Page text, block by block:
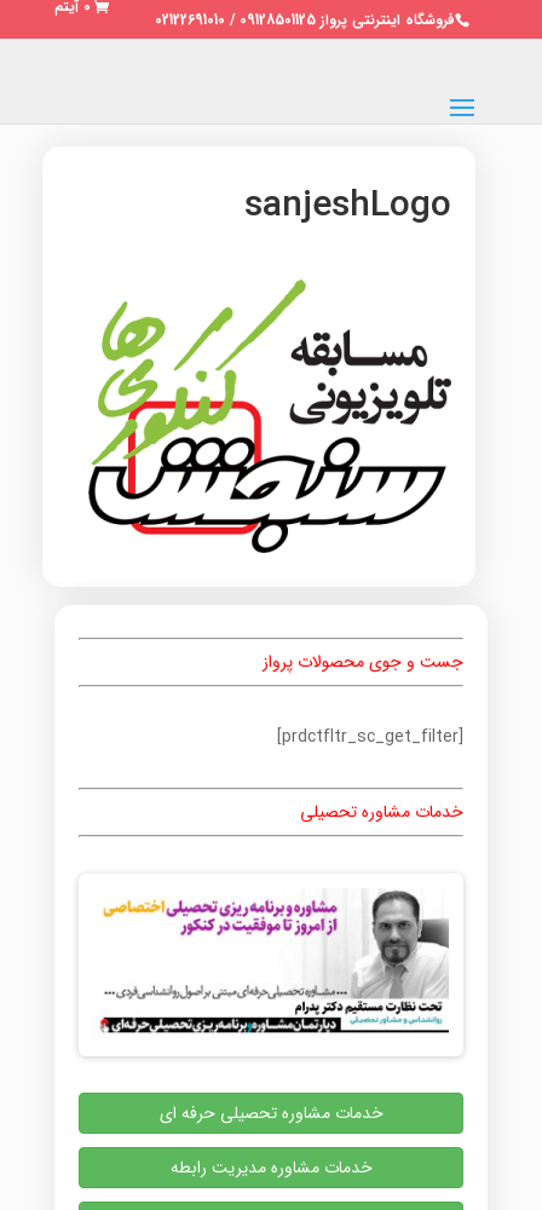
فروشگاه اینترنتی پرواز 09128501125 / 02122691010
0 آیتم
sanjeshLogo
جست و جوی محصولات پرواز
[prdctfltr_sc_get_filter]
خدمات مشاوره تحصیلی
خدمات مشاوره تحصیلی حرفه ای
خدمات مشاوره مدیریت رابطه